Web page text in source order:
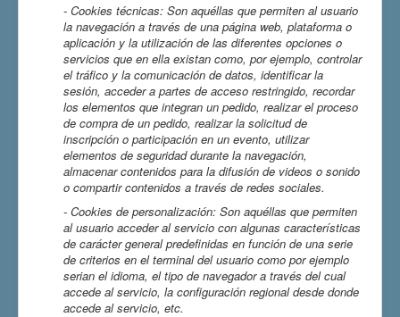
- Cookies técnicas: Son aquéllas que permiten al usuario
la navegación a través de una página web, plataforma o
aplicación y la utilización de las diferentes opciones o
servicios que en ella existan como, por ejemplo, controlar
el tráfico y la comunicación de datos, identificar la
sesión, acceder a partes de acceso restringido, recordar
los elementos que integran un pedido, realizar el proceso
de compra de un pedido, realizar la solicitud de
inscripción o participación en un evento, utilizar
elementos de seguridad durante la navegación,
almacenar contenidos para la difusión de videos o sonido
o compartir contenidos a través de redes sociales.
- Cookies de personalización: Son aquéllas que permiten
al usuario acceder al servicio con algunas características
de carácter general predefinidas en función de una serie
de criterios en el terminal del usuario como por ejemplo
serian el idioma, el tipo de navegador a través del cual
accede al servicio, la configuración regional desde donde
accede al servicio, etc.